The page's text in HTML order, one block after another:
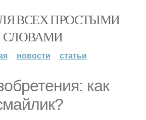
ВСЕХ ПРОСТЫМИ
СЛОВАМИ
новости статьи
как